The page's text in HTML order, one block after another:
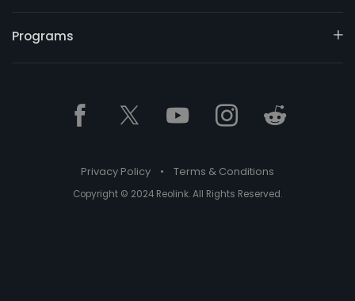
Programs
Privacy Policy • Terms & Conditions
Copyright © 2024 Reolink. All Rights Reserved.